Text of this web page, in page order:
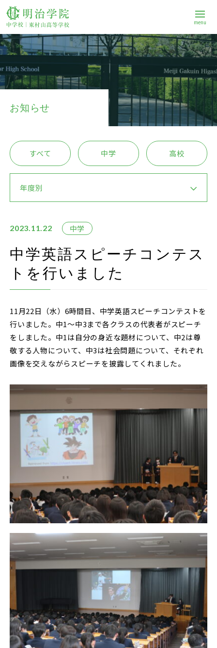
menu
学校案内
中学校
進路
Q&A
在校生・保護者の方
お問い合わせ
アクセス
Instagram
採用情報
個人情報保護方針
ソーシャルメディアポリシー
中学説明会
閉じる
お知らせ
すべて 中学 高校
年度別
2023.11.22 中学
中学英語スピーチコンテス
トを行いました
11月22日（水）6時間目、中学英語スピーチコンテストを
行いました。中1～中3まで各クラスの代表者がスピーチ
をしました。中1は自分の身近な題材について、中2は尊
敬する人物について、中3は社会問題について、それぞれ
画像を交えながらスピーチを披露してくれました。